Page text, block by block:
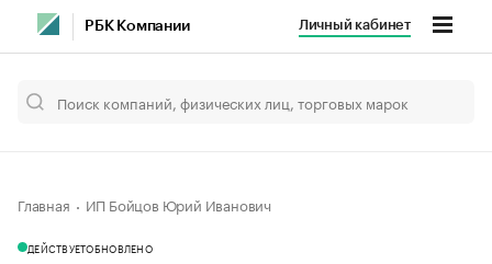
РБК Компании Личный кабинет
Главная ИП Бойцов Юрий Иванович
ДЕЙСТВУЕТОБНОВЛЕНО